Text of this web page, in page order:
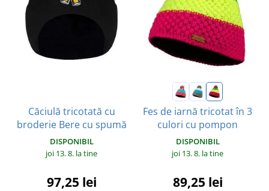
Căciulă tricotată cu
broderie Bere cu spumă
DISPONIBIL
joi 13. 8. la tine
97,25 lei
Fes de iarnă tricotat în 3
culori cu pompon
DISPONIBIL
joi 13. 8. la tine
89,25 lei